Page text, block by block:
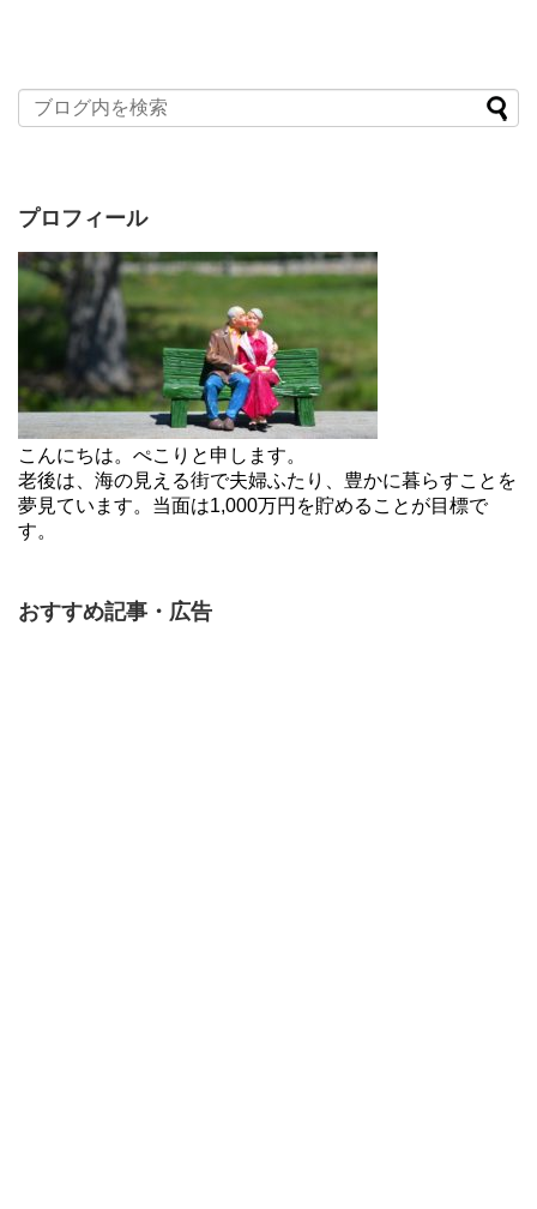
プロフィール
こんにちは。ぺこりと申します。
老後は、海の見える街で夫婦ふたり、豊かに暮らすことを
夢見ています。当面は1,000万円を貯めることが目標で
す。
おすすめ記事・広告